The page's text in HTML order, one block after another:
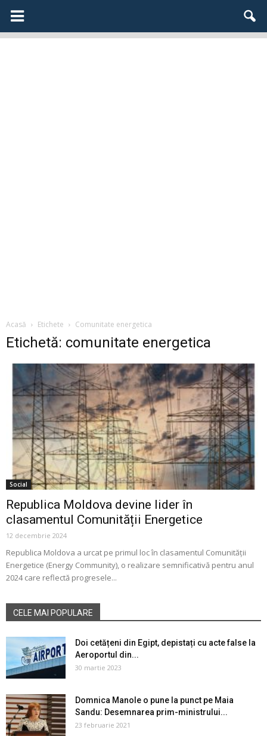
Acasă Etichete Comunitate energetica
Etichetă: comunitate energetica
Social
Republica Moldova devine lider în
clasamentul Comunității Energetice
12 decembrie 2024
Republica Moldova a urcat pe primul loc în clasamentul Comunității
Energetice (Energy Community), o realizare semnificativă pentru anul
2024 care reflectă progresele...
CELE MAI POPULARE
Doi cetățeni din Egipt, depistați cu acte false la
Aeroportul din...
30 martie 2023
Domnica Manole o pune la punct pe Maia
Sandu: Desemnarea prim-ministrului...
23 februarie 2021